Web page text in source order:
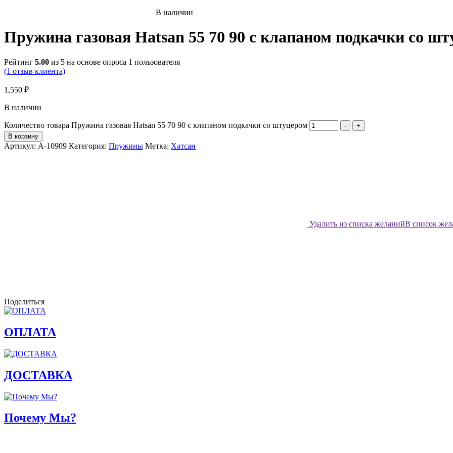
В наличии
Пружина газовая Hatsan 55 70 90 с клапаном подкачки со
Рейтинг 5.00 из 5 на основе опроса 1 пользователя
(1 отзыв клиента)
1,550 ₽
В наличии
Количество товара Пружина газовая Hatsan 55 70 90 с клапаном подкачки со штуцером -
+
В корзину
Артикул: А-10909 Категория: Пружины Метка: Хатсан
Удалить из списка желанийВ список
Поделиться
ОПЛАТА
ДОСТАВКА
Почему Мы?